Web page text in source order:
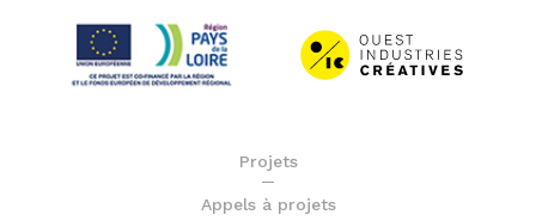
Projets
Appels à projets